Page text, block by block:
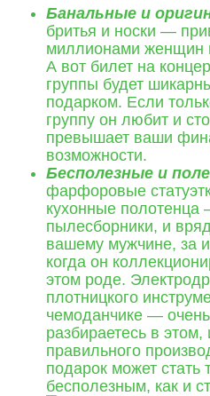
Банальные и
бритья и носки —
миллионами женщин
А вот билет на
группы будет
подарком. Если
группу он любит и
превышает ваши
возможности.
Бесполезные и
фарфоровые
кухонные
пылесборники, и
вашему мужчине, за
когда он
этом роде.
плотницкого
чемоданчике —
разбираетесь в
правильного
подарок может стать
бесполезным, как и